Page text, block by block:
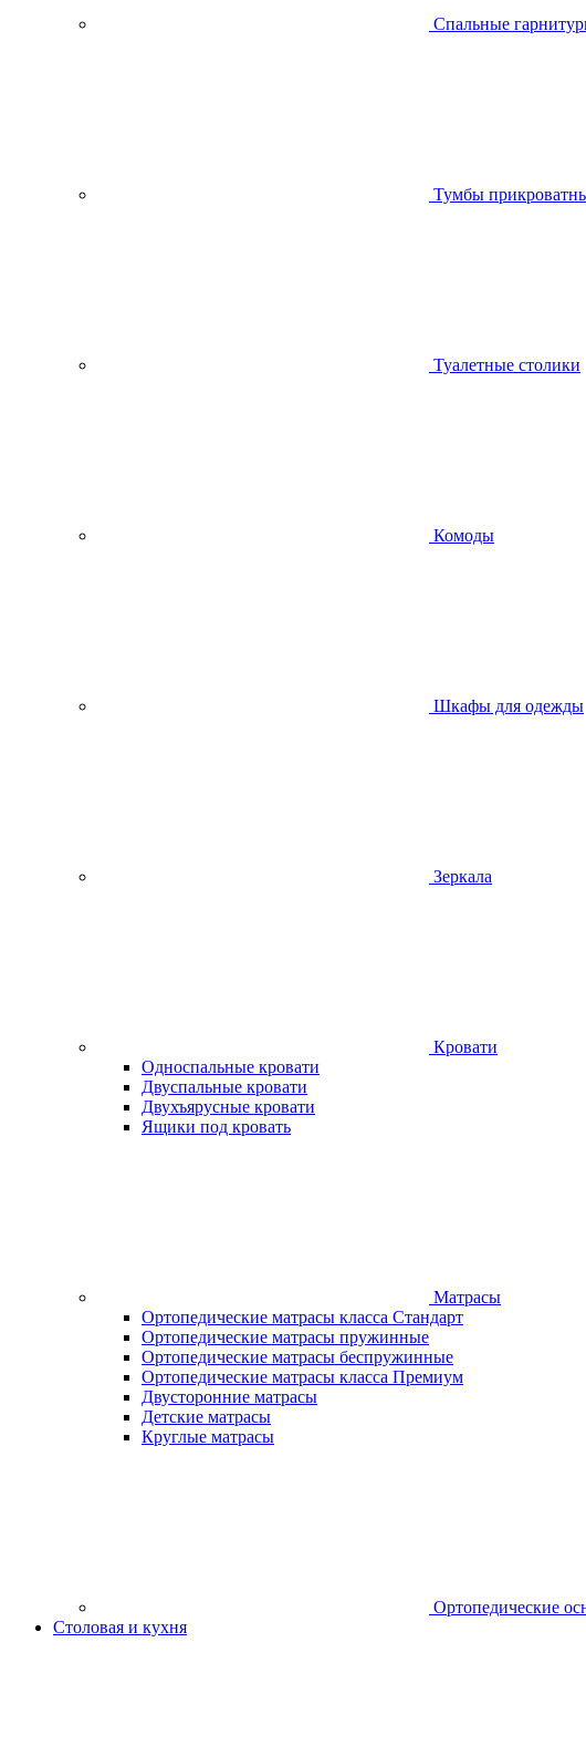
Спальные
Тумбы
Туалетные столики
Комоды
Шкафы для одежды
Зеркала
Кровати
Односпальные кровати
Двуспальные кровати
Двухъярусные кровати
Ящики под кровать
Матрасы
Ортопедические матрасы класса Стандарт
Ортопедические матрасы пружинные
Ортопедические матрасы беспружинные
Ортопедические матрасы класса Премиум
Двусторонние матрасы
Детские матрасы
Круглые матрасы
Ортопедические
Столовая и кухня